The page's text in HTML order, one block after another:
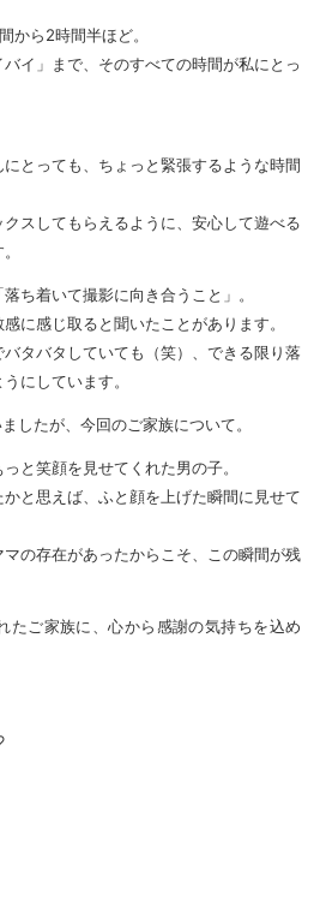
から2時間半ほど。
バイ」まで、そのすべての時間が私にとっ
とっても、ちょっと緊張するような時間
スしてもらえるように、安心して遊べる
ち着いて撮影に向き合うこと」。
に感じ取ると聞いたことがあります。
タバタしていても（笑）、できる限り落
にしています。
したが、今回のご家族について。
と笑顔を見せてくれた男の子。
と思えば、ふと顔を上げた瞬間に見せて
の存在があったからこそ、この瞬間が残
たご家族に、心から感謝の気持ちを込め